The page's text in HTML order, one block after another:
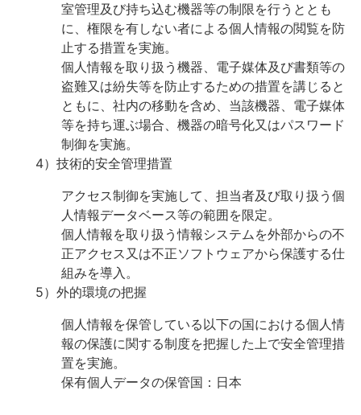
室管理及び持ち込む機器等の制限を行うととも
に、権限を有しない者による個人情報の閲覧を防
止する措置を実施。
個人情報を取り扱う機器、電子媒体及び書類等の
盗難又は紛失等を防止するための措置を講じると
ともに、社内の移動を含め、当該機器、電子媒体
等を持ち運ぶ場合、機器の暗号化又はパスワード
制御を実施。
4）技術的安全管理措置
アクセス制御を実施して、担当者及び取り扱う個
人情報データベース等の範囲を限定。
個人情報を取り扱う情報システムを外部からの不
正アクセス又は不正ソフトウェアから保護する仕
組みを導入。
5）外的環境の把握
個人情報を保管している以下の国における個人情
報の保護に関する制度を把握した上で安全管理措
置を実施。
保有個人データの保管国：日本